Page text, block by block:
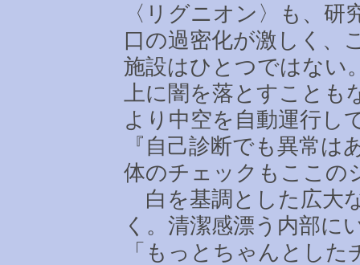
〈リグニオン〉も、
口の過密化が激しく、
施設はひとつではない
上に闇を落とすこと
より中空を自動運行し
『自己診断でも異常
体のチェックもここの
白を基調とした広大
く。清潔感漂う内部に
「もっとちゃんとし